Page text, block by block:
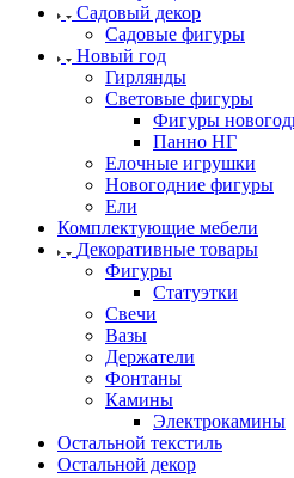
Садовый декор
Садовые фигуры
Новый год
Гирлянды
Световые фигуры
Фигуры
Панно НГ
Елочные игрушки
Новогодние фигуры
Ели
Комплектующие мебели
Декоративные товары
Фигуры
Статуэтки
Свечи
Вазы
Держатели
Фонтаны
Камины
Электрокамины
Остальной текстиль
Остальной декор